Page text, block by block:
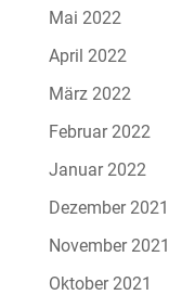
Mai 2022
April 2022
März 2022
Februar 2022
Januar 2022
Dezember 2021
November 2021
Oktober 2021